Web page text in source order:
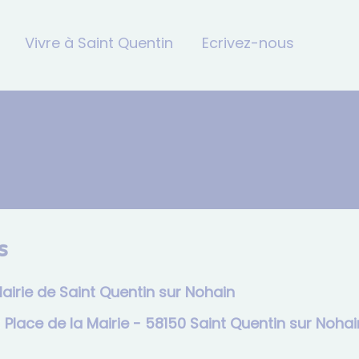
Vivre à Saint Quentin Ecrivez-nous
de Saint Quentin sur Nohain
Place de la Mairie - 58150 Saint Quentin sur